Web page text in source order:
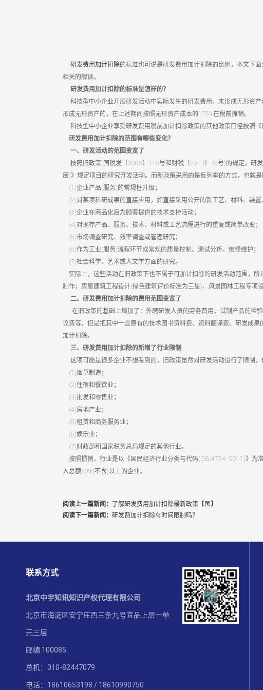
研发费用加计扣除的标准也可说是研发费用加计扣除的比例，本文下
相关的解读。
研发费用加计扣除的标准是怎样的？
科技型中小企业开展研发活动中实际发生的研发费用，未形成无形资
形成无形资产的，在上述期间按照无形资产成本的175%在税前摊销。
科技型中小企业享受研发费用税前加计扣除政策的其他政策口径按照
研发费用加计扣除的范围有哪些变化？
一、研发活动的范围变宽了
按照旧政策(国税发〔2008〕116号和财税〔2013〕70号)的规定，研
度)》规定项目的研究开发活动。而新政策采用的是反列举的方式，也就
(1)企业产品(服务)的常规性升级；
(2)对某项科研成果的直接应用，如直接采用公开的新工艺、材料、装置
(3)企业在商品化后为顾客提供的技术支持活动；
(4)对现存产品、服务、技术、材料或工艺流程进行的重复或简单改变；
(5)市场调查研究、效率调查或管理研究；
(6)作为工业(服务)流程环节或常规的质量控制、测试分析、维修维护；
(7)社会科学、艺术或人文学方面的研究。
实际上，这些活动在旧政策下也不属于可加计扣除的研发活动范围，
制作；房屋建筑工程设计(绿色建筑评价标准为三星)、风景园林工程专项
二、研发费用加计扣除的费用范围变宽了
在旧政策的基础上增加了：外聘研发人员的劳务费用，试制产品的检
议费等，但是把其中一些原有的技术图书资料费、资料翻译费、研发成
加计扣除。
三、研发费用加计扣除的新增了行业限制
这项可能是很多企业不想看到的，旧政策虽然对研发活动进行了限制
(1)烟草制造；
(2)住宿和餐饮业；
(3)批发和零售业；
(4)房地产业；
(5)租赁和商务服务业；
(6)娱乐业；
(7)财政部和国家税务总局规定的其他行业。
按照惯例，行业是以《国民经济行业分类与代码(GB/4754 -2011)》为
入总额50%(不含)以上的企业。
阅读上一篇新闻：
了解研发费用加计扣除最新政策【图】
阅读下一篇新闻： 研发费加计扣除有时间限制吗？
联系方式
北京中宇知讯知识产权代理有限公司
北京市海淀区安宁庄西三条九号宜品上层一单
元三层
邮编 100085
总机：010-82447079
电话：18610653198 / 18610990750